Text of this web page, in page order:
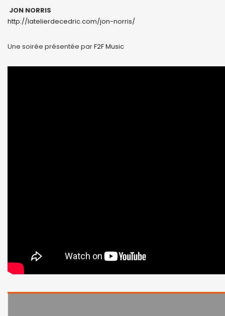
JON NORRIS
http://latelierdecedric.com/jon-norris/
Une soirée présentée parF2F Music